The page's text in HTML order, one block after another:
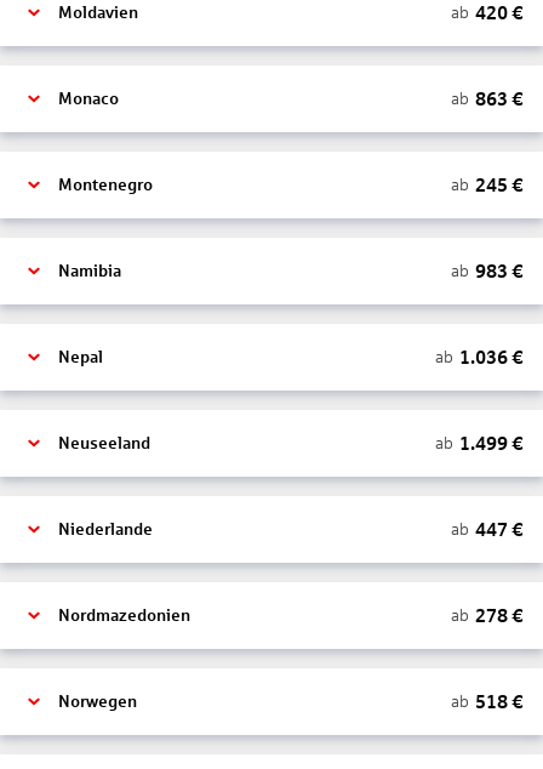
Moldavien ab 420€
Monaco ab 863 €
Montenegro ab 245 €
Namibia ab 983 €
Nepal ab 1.036€
Neuseeland ab 1.499€
Niederlande ab 447 €
Nordmazedonien ab 278€
Norwegen ab 518€